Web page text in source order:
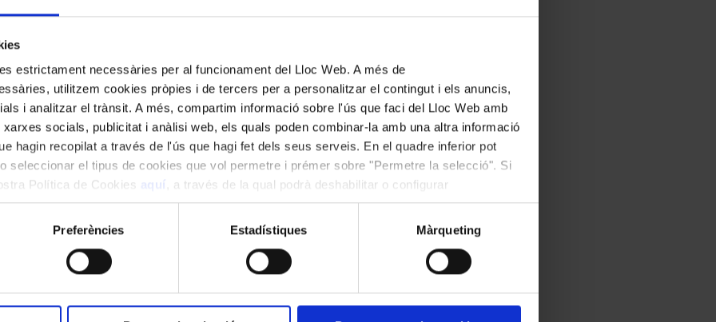
estrictament necessàries per al funcionament del Lloc Web. A més de
utilitzem cookies pròpies i de tercers per a personalitzar el contingut i els anuncis,
i analitzar el trànsit. A més, compartim informació sobre l'ús que faci del Lloc Web amb
socials, publicitat i anàlisi web, els quals poden combinar-la amb una altra informació
hagin recopilat a través de l'ús que hagi fet dels seus serveis. En el quadre inferior pot
seleccionar el tipus de cookies que vol permetre i prémer sobre "Permetre la selecció". Si
Política de Cookies aquí
, a través de la qual podrà deshabilitar o configurar
Preferències Estadístiques Màrqueting
Meneses, directora)
i Pedrals, directora)